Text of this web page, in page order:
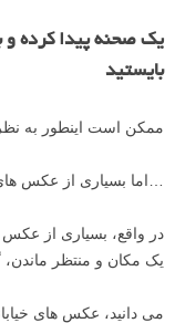
یک صحنه پیدا کرده
بایستید
ممکن است اینطور به
…اما بسیاری از عکس
در واقع، بسیاری از عکس
یک مکان و منتظر ماندن،
می دانید، عکس های